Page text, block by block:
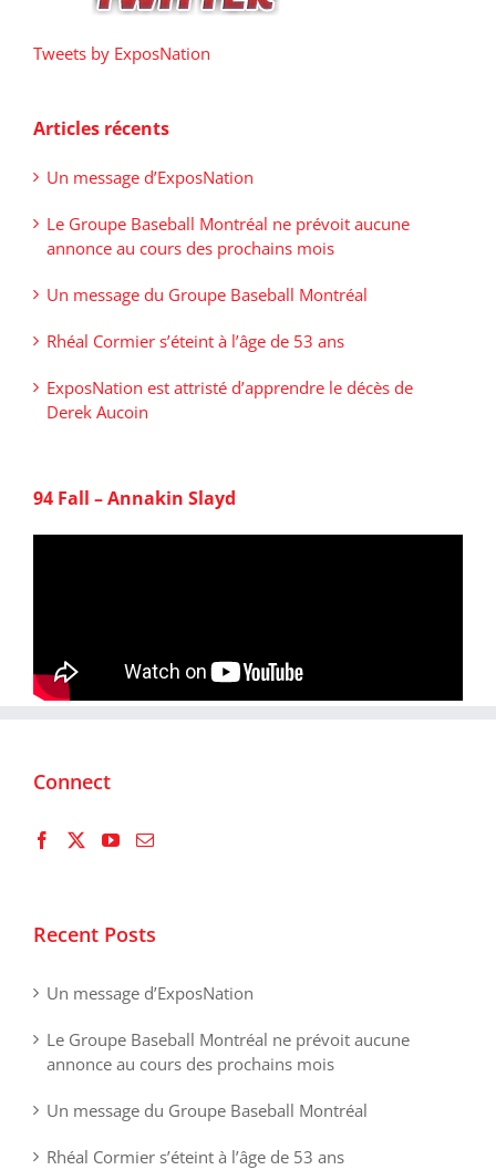
Tweets by ExposNation
Articles récents
Un message d’ExposNation
Le Groupe Baseball Montréal ne prévoit aucune
annonce au cours des prochains mois
Un message du Groupe Baseball Montréal
Rhéal Cormier s’éteint à l’âge de 53 ans
ExposNation est attristé d’apprendre le décès de
Derek Aucoin
94 Fall – Annakin Slayd
Connect
Recent Posts
Un message d’ExposNation
Le Groupe Baseball Montréal ne prévoit aucune
annonce au cours des prochains mois
Un message du Groupe Baseball Montréal
Rhéal Cormier s’éteint à l’âge de 53 ans